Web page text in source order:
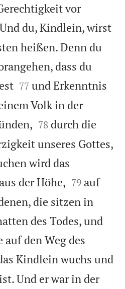
vor
Und du, Kindlein, wirst
heißen. Denn du
dass du

77 und Erkenntnis
Volk in der


78 durch die
unseres Gottes,
wird das
der Höhe, 

79 auf
die sitzen in
des Todes, und
den Weg des
Kindlein wuchs und
Und er war in der